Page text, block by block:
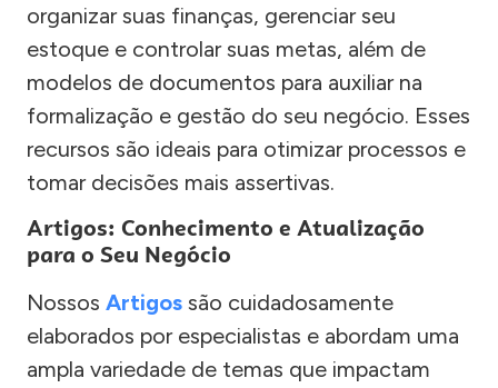
organizar suas finanças, gerenciar seu
estoque e controlar suas metas, além de
modelos de documentos para auxiliar na
formalização e gestão do seu negócio. Esses
recursos são ideais para otimizar processos e
tomar decisões mais assertivas.
Artigos: Conhecimento e Atualização
para o Seu Negócio
Nossos Artigos são cuidadosamente
elaborados por especialistas e abordam uma
ampla variedade de temas que impactam